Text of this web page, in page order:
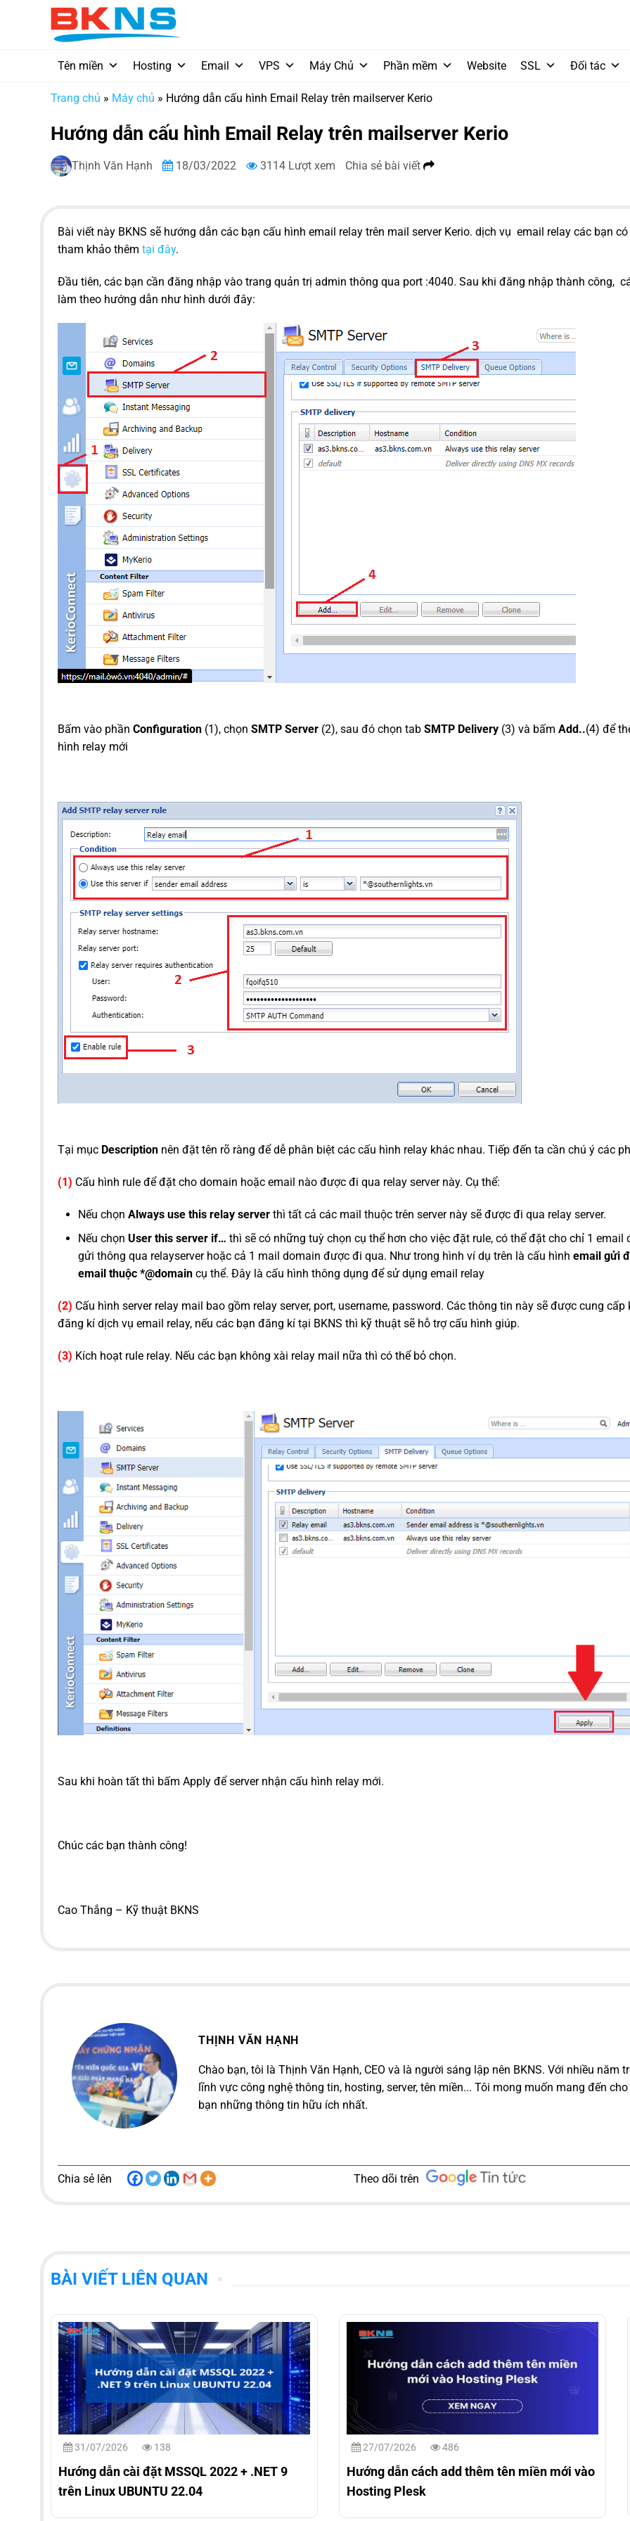
Tên miền Hosting Email VPS Máy Chủ Phần mềm Website SSL Đối tác
Trang chủ » Máy chủ » Hướng dẫn cấu hình Email Relay trên mailserver Kerio
Hướng dẫn cấu hình Email Relay trên mailserver Kerio
Thịnh Văn Hạnh 18/03/2022 3114 Lượt xem Chia sẻ bài viết
Bài viết này BKNS sẽ hướng dẫn các bạn cấu hình email relay trên mail server Kerio. dịch vụ email relay các bạn
tham khảo thêm tại đây.
Đầu tiên, các bạn cần đăng nhập vào trang quản trị admin thông qua port :4040. Sau khi đăng nhập thành công,
làm theo hướng dẫn như hình dưới đây:
Bấm vào phần Configuration (1), chọn SMTP Server (2), sau đó chọn tab SMTP Delivery (3) và bấm Add..(4) để
hình relay mới
Tại mục Description nên đặt tên rõ ràng để dễ phân biệt các cấu hình relay khác nhau. Tiếp đến ta cần chú ý các
(1) Cấu hình rule để đặt cho domain hoặc email nào được đi qua relay server này. Cụ thể:
Nếu chọn Always use this relay server thì tất cả các mail thuộc trên server này sẽ được đi qua relay server.
Nếu chọn User this server if… thì sẽ có những tuỳ chọn cụ thể hơn cho việc đặt rule, có thể đặt cho chỉ 1 email
gửi thông qua relayserver hoặc cả 1 mail domain được đi qua. Như trong hình ví dụ trên là cấu hình email gửi
email thuộc *@domain cụ thể. Đây là cấu hình thông dụng để sử dụng email relay
(2) Cấu hình server relay mail bao gồm relay server, port, username, password. Các thông tin này sẽ được cung cấp
đăng kí dịch vụ email relay, nếu các bạn đăng kí tại BKNS thì kỹ thuật sẽ hỗ trợ cấu hình giúp.
(3) Kích hoạt rule relay. Nếu các bạn không xài relay mail nữa thì có thể bỏ chọn.
Sau khi hoàn tất thì bấm Apply để server nhận cấu hình relay mới.
Chúc các bạn thành công!
Cao Thắng – Kỹ thuật BKNS
THỊNH VĂN HẠNH
Chào bạn, tôi là Thịnh Văn Hạnh, CEO và là người sáng lập nên BKNS. Với nhiều năm
lĩnh vực công nghệ thông tin, hosting, server, tên miền... Tôi mong muốn mang đến
bạn những thông tin hữu ích nhất.
Chia sẻ lên Theo dõi trên
BÀI VIẾT LIÊN QUAN
31/07/2026 138
Hướng dẫn cài đặt MSSQL 2022 + .NET 9
trên Linux UBUNTU 22.04
27/07/2026 486
Hướng dẫn cách add thêm tên miền mới vào
Hosting Plesk